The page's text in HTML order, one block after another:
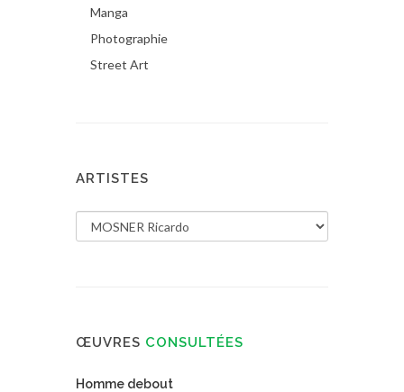
Manga
Photographie
Street Art
ARTISTES
ŒUVRES CONSULTÉES
Homme debout